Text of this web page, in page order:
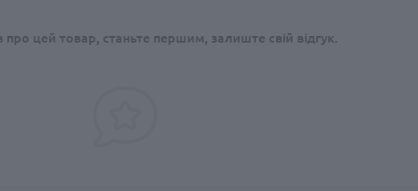
про цей товар, станьте першим, залиште свій відгук.